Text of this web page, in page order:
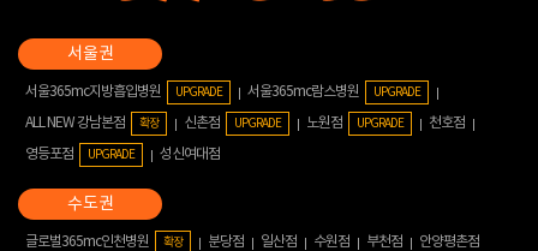
서울365mc지방흡입병원 UPGRADE 서울365mc람스병원 UPGRADE
ALL NEW 강남본점 확장 신촌점 UPGRADE 노원점 UPGRADE
천호점
영등포점
UPGRADE 성신여대점
글로벌365mc인천병원 확장 분당점 일산점 수원점 부천점 안양평촌점